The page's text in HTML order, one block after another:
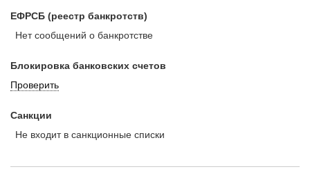
ЕФРСБ (реестр банкротств)
Нет сообщений о банкротстве
Блокировка банковских счетов
Проверить
Санкции
Не входит в санкционные списки